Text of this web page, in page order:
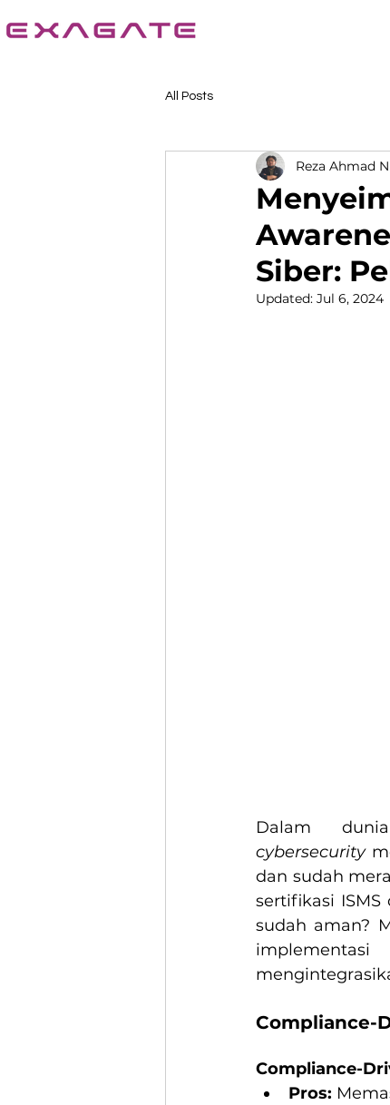
All Posts
Siber:
Reza Ahmad
Updated: Jul 6, 2024
cybersecurity
dan sudah
sertifikasi
sudah aman?
Compliance-
Compliance-
Pros: